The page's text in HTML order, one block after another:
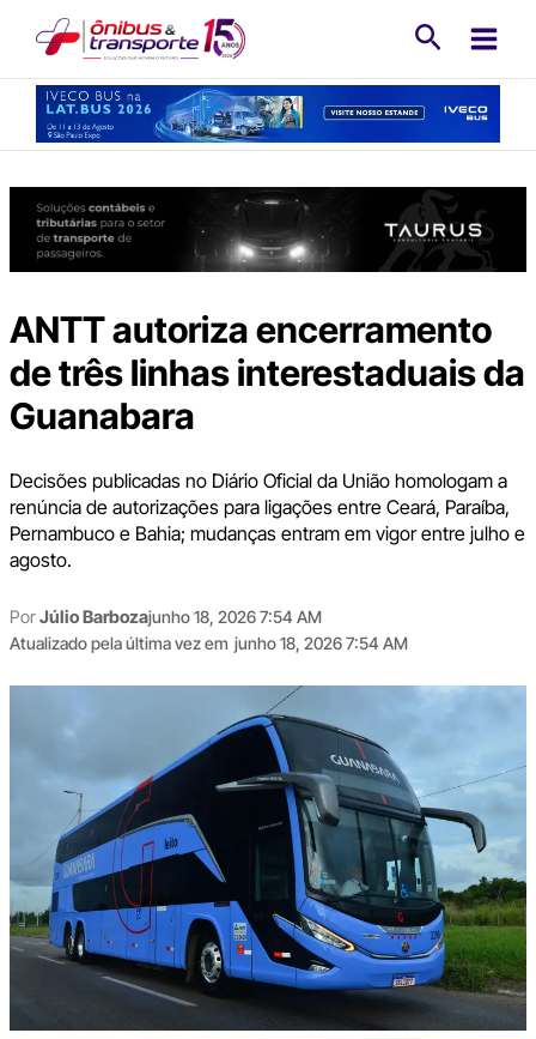
conteúdo
ANTT autoriza encerramento
de três linhas interestaduais da
Guanabara
Decisões publicadas no Diário Oficial da União homologam a
renúncia de autorizações para ligações entre Ceará, Paraíba,
Pernambuco e Bahia; mudanças entram em vigor entre julho e
agosto.
PorJúlio Barbozajunho 18, 2026 7:54 AM
Atualizado pela última vez em junho 18, 2026 7:54 AM